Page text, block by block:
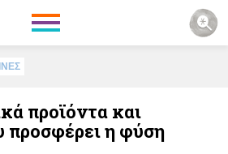
προϊόντα και
προσφέρει η φύση